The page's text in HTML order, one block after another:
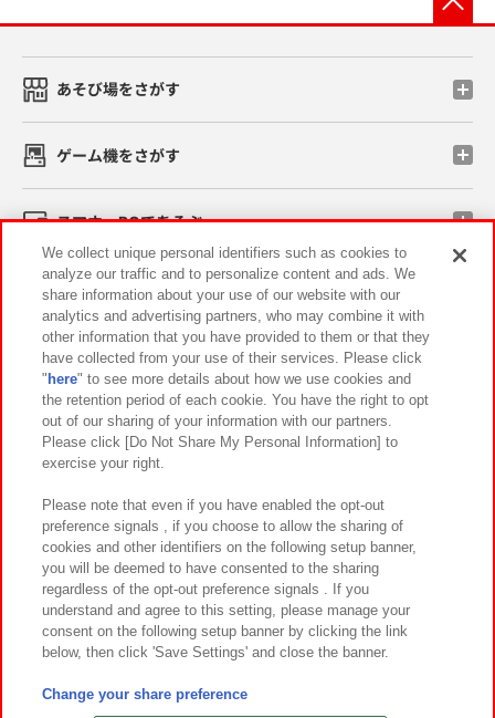
あそび場をさがす
ゲーム機をさがす
スマホ・PCであそぶ
イベント・キャンペーン
関連会社 サステナビリティ サイトポリシー
プライバシーポリシー ウェブアクセシビリティ方針と検証結果
お取引先さまとともに
カスタマーハラスメント対応方針 よくあるご質問・お問い合わせ
©Bandai Namco Amusement Inc.
©Bandai Namco Amusement Lab Inc.
We collect unique personal identifiers such as cookies to
analyze our traffic and to personalize content and ads. We
share information about your use of our website with our
analytics and advertising partners, who may combine it with
other information that you have provided to them or that they
have collected from your use of their services. Please click
" here" to see more details about how we use cookies and
the retention period of each cookie. You have the right to opt
out of our sharing of your information with our partners.
Please click [Do Not Share My Personal Information] to
exercise your right.
Please note that even if you have enabled the opt-out
preference signals , if you choose to allow the sharing of
cookies and other identifiers on the following setup banner,
you will be deemed to have consented to the sharing
regardless of the opt-out preference signals . If you
understand and agree to this setting, please manage your
consent on the following setup banner by clicking the link
below, then click 'Save Settings' and close the banner.
Change your share preference